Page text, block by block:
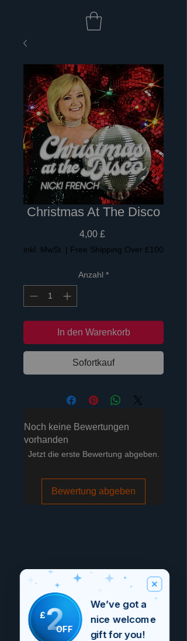
Christmas At The Disco
4,00 £Preis
inkl. MwSt. | Free Shipping Over £100
Anzahl *
In den Warenkorb
Sofortkauf
Noch keine Bewertungen
vorhanden
Jetzt die erste Bewertung abgeben.
Bewertung abgeben
£2OFF
We’ve got a
nice welcome
gift for you!